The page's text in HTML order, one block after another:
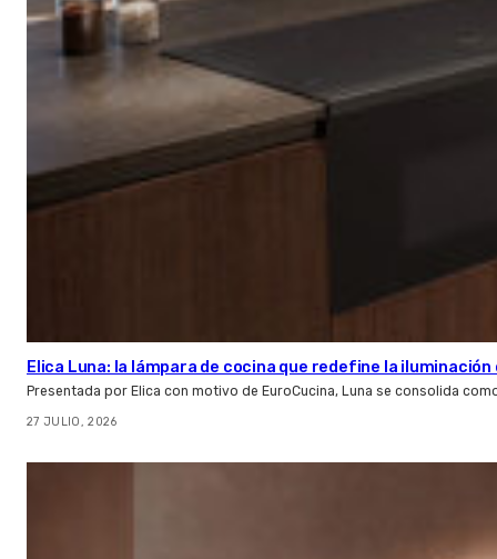
Elica Luna: la lámpara de cocina que redefine la
Presentada por Elica con motivo de EuroCucina, Luna se consolida
27 JULIO, 2026